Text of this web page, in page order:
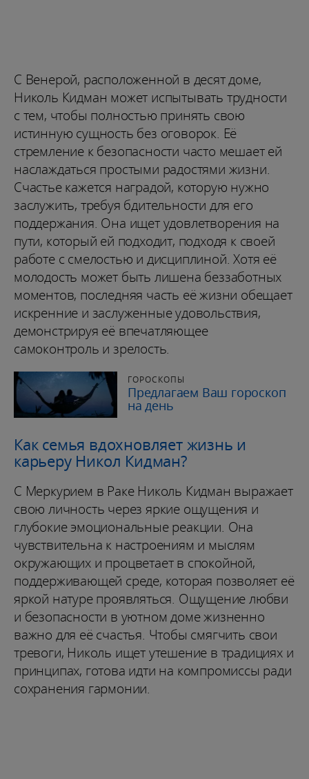
С Венерой, расположенной в десят доме,
Николь Кидман может испытывать трудности
с тем, чтобы полностью принять свою
истинную сущность без оговорок. Её
стремление к безопасности часто мешает ей
наслаждаться простыми радостями жизни.
Счастье кажется наградой, которую нужно
заслужить, требуя бдительности для его
поддержания. Она ищет удовлетворения на
пути, который ей подходит, подходя к своей
работе с смелостью и дисциплиной. Хотя её
молодость может быть лишена беззаботных
моментов, последняя часть её жизни обещает
искренние и заслуженные удовольствия,
демонстрируя её впечатляющее
самоконтроль и зрелость.
ГОРОСКОПЫ
Предлагаем Ваш гороскоп
на день
Как семья вдохновляет жизнь и
карьеру Никол Кидман?
С Меркурием в Раке Николь Кидман выражает
свою личность через яркие ощущения и
глубокие эмоциональные реакции. Она
чувствительна к настроениям и мыслям
окружающих и процветает в спокойной,
поддерживающей среде, которая позволяет её
яркой натуре проявляться. Ощущение любви
и безопасности в уютном доме жизненно
важно для её счастья. Чтобы смягчить свои
тревоги, Николь ищет утешение в традициях и
принципах, готова идти на компромиссы ради
сохранения гармонии.